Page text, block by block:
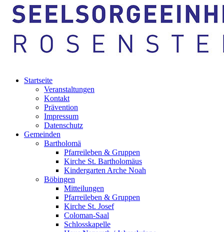
Startseite
Veranstaltungen
Kontakt
Prävention
Impressum
Datenschutz
Gemeinden
Bartholomä
Pfarreileben & Gruppen
Kirche St. Bartholomäus
Kindergarten Arche Noah
Böbingen
Mitteilungen
Pfarreileben & Gruppen
Kirche St. Josef
Coloman-Saal
Schlosskapelle